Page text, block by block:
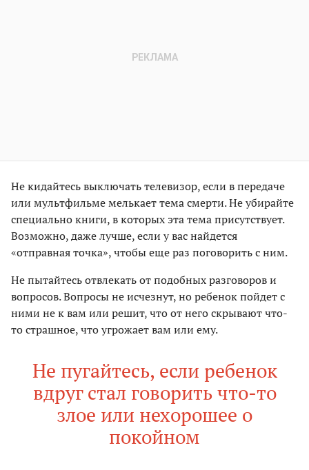
Не кидайтесь выключать телевизор, если в передаче
или мультфильме мелькает тема смерти. Не убирайте
специально книги, в которых эта тема присутствует.
Возможно, даже лучше, если у вас найдется
«отправная точка», чтобы еще раз поговорить с ним.
Не пытайтесь отвлекать от подобных разговоров и
вопросов. Вопросы не исчезнут, но ребенок пойдет с
ними не к вам или решит, что от него скрывают что-
то страшное, что угрожает вам или ему.
Не пугайтесь, если ребенок
вдруг стал говорить что-то
злое или нехорошее о
покойном